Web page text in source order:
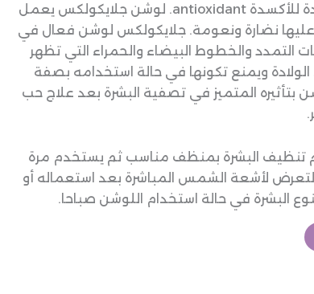
الإنزيم coQ10 وهى عناصر مضادة للأكسدة antioxidant. لوشن جلايكولكس يعمل
نضارة ونعومة. جلايكولكس لوشن فعال في
التمدد والخطوط البيضاء والحمراء التي تظهر
ويمنع تكونها في حالة استخدامه بصفة
المتميز في تصفية البشرة بعد علاج حب
تنظيف البشرة بمنظف مناسب ثم يستخدم مرة
لأشعة الشمس المباشرة بعد استعماله أو
البشرة في حالة استخدام اللوشن صباحا.